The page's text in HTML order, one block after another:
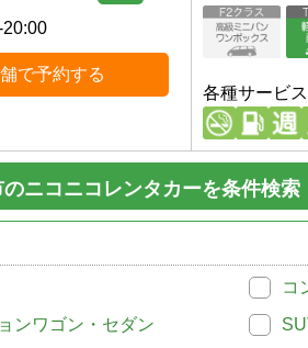
で予約する
各種サービス
ニコニコレンタカーを条件検索
コ
ンワゴン・セダン